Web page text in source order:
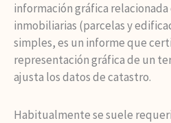
información gráfica
inmobiliarias (parcelas y
simples, es un informe que
representación gráfica de un
ajusta los datos de catastro.
Habitualmente se suele